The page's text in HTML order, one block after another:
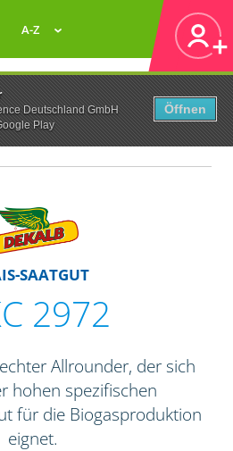
Deutschland GmbH
Play
Öffnen
A-Z
SAATGUT
2972
Allrounder, der sich
hohen spezifischen
für die Biogasproduktion
eignet.